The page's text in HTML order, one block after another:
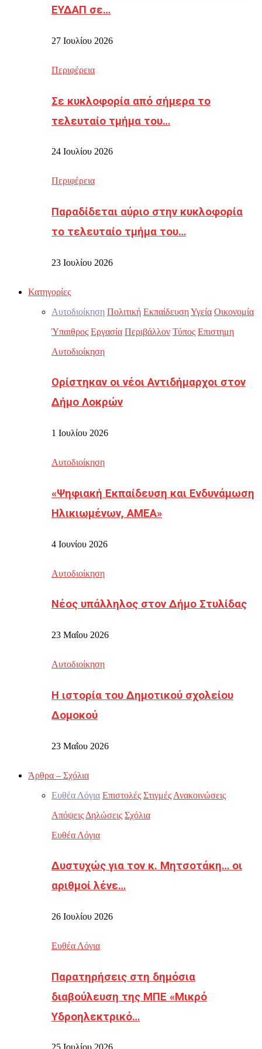
ΕΥΔΑΠ σε…
27 Ιουλίου 2026
Περιφέρεια
Σε κυκλοφορία από σήμερα το
τελευταίο τμήμα του…
24 Ιουλίου 2026
Περιφέρεια
Παραδίδεται αύριο στην κυκλοφορία
το τελευταίο τμήμα του…
23 Ιουλίου 2026
Κατηγορίες
Αυτοδιοίκηση Πολιτική ΕκπαίδευσηΥγεία Οικονομία
Ύπαιθρος Εργασία Περιβάλλον Τύπος Επιστημη
Αυτοδιοίκηση
Ορίστηκαν οι νέοι Αντιδήμαρχοι στον
Δήμο Λοκρών
1 Ιουλίου 2026
Αυτοδιοίκηση
«Ψηφιακή Εκπαίδευση και Ενδυνάμωση
Ηλικιωμένων, ΑΜΕΑ»
4 Ιουνίου 2026
Αυτοδιοίκηση
Νέος υπάλληλος στον Δήμο Στυλίδας
23 Μαΐου 2026
Αυτοδιοίκηση
Η ιστορία του Δημοτικού σχολείου
Δομοκού
23 Μαΐου 2026
Άρθρα – Σχόλια
Ευθέα Λόγια Επιστολές Στιγμές Ανακοινώσεις
Απόψεις Δηλώσεις Σχόλια
Ευθέα Λόγια
Δυστυχώς για τον κ. Μητσοτάκη… οι
αριθμοί λένε…
26 Ιουλίου 2026
Ευθέα Λόγια
Παρατηρήσεις στη δημόσια
διαβούλευση της ΜΠΕ «Μικρό
Υδροηλεκτρικό…